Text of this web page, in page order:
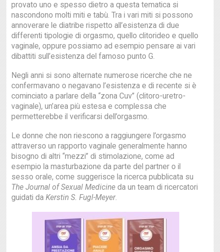
provato uno e spesso dietro a questa tematica si
nascondono molti miti e tabù. Tra i vari miti si possono
annoverare le diatribe rispetto all’esistenza di due
differenti tipologie di orgasmo, quello clitorideo e quello
vaginale, oppure possiamo ad esempio pensare ai vari
dibattiti sull’esistenza del famoso punto G.
Negli anni si sono alternate numerose ricerche che ne
confermavano o negavano l’esistenza e di recente si è
cominciato a parlare della “zona Cuv” (clitoro-uretro-
vaginale), un’area più estesa e complessa che
permetterebbe il verificarsi dell’orgasmo.
Le donne che non riescono a raggiungere l’orgasmo
attraverso un rapporto vaginale generalmente hanno
bisogno di altri “mezzi” di stimolazione, come ad
esempio la masturbazione da parte del partner o il
sesso orale, come suggerisce la ricerca pubblicata su
The Journal of Sexual Medicineda un team di ricercatori
guidati daKerstin S. Fugl-Meyer.